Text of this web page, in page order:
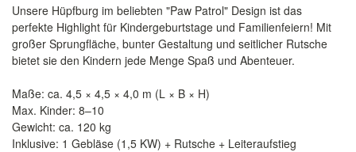
Unsere Hüpfburg im beliebten "Paw Patrol" Design ist das
perfekte Highlight für Kindergeburtstage und Familienfeiern! Mit
großer Sprungfläche, bunter Gestaltung und seitlicher Rutsche
bietet sie den Kindern jede Menge Spaß und Abenteuer.
Maße: ca. 4,5 × 4,5 × 4,0 m (L × B × H)
Max. Kinder: 8–10
Gewicht: ca. 120 kg
Inklusive: 1 Gebläse (1,5 KW) + Rutsche + Leiteraufstieg